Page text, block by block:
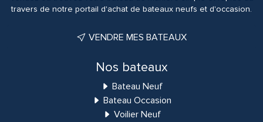
travers de notre portail d'achat de bateaux neufs et d'occasion.
VENDRE MES BATEAUX
Nos bateaux
Bateau Neuf
Bateau Occasion
Voilier Neuf